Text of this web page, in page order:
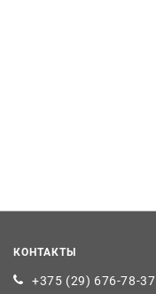
КОНТАКТЫ
+375 (29) 676-78-37